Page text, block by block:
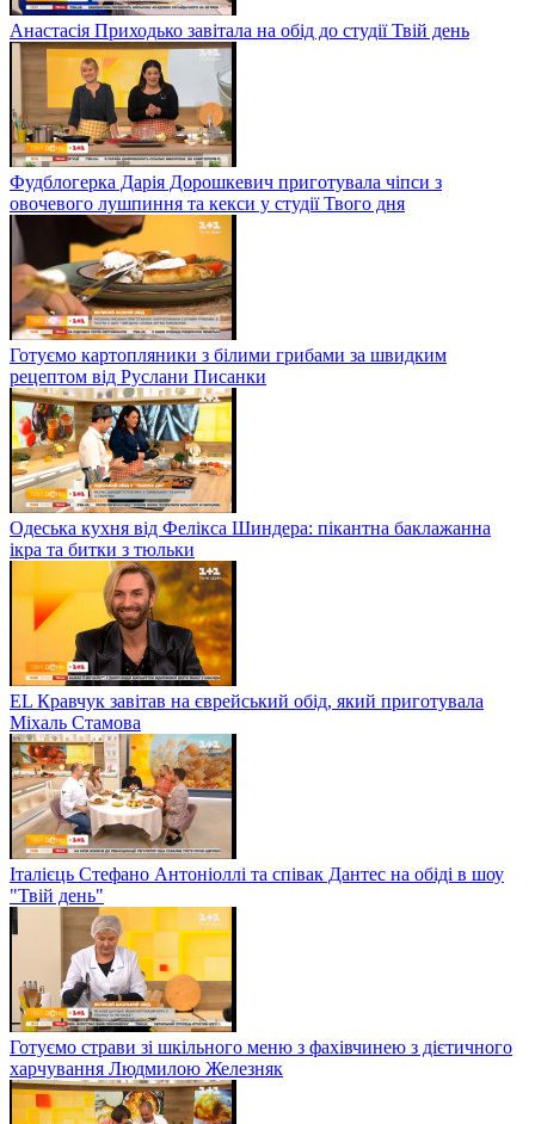
Анастасія Приходько завітала на обід до студії Твій день
Фудблогерка Дарія Дорошкевич приготувала чіпси з
овочевого лушпиння та кекси у студії Твого дня
Готуємо картопляники з білими грибами за швидким
рецептом від Руслани Писанки
Одеська кухня від Фелікса Шиндера: пікантна баклажанна
ікра та битки з тюльки
EL Кравчук завітав на єврейський обід, який приготувала
Міхаль Стамова
Італієць Стефано Антоніоллі та співак Дантес на обіді в шоу
"Твій день"
Готуємо страви зі шкільного меню з фахівчинею з дієтичного
харчування Людмилою Железняк